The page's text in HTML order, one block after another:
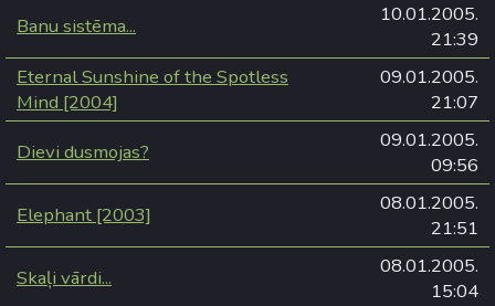
Banu sistēma...
10.01.2005.
21:39
Eternal Sunshine of the Spotless
Mind [2004]
09.01.2005.
21:07
Dievi dusmojas?
09.01.2005.
09:56
Elephant [2003]
08.01.2005.
21:51
Skaļi vārdi...
08.01.2005.
15:04